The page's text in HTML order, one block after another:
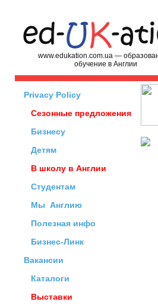
www.edukation.com.ua —
обучение в Англии
Privacy Policy
Сезонные предложения
Бизнесу
Детям
В школу в Англии
Студентам
Мы Англию
Полезная инфо
Бизнес-Линк
Вакансии
Каталоги
Выставки